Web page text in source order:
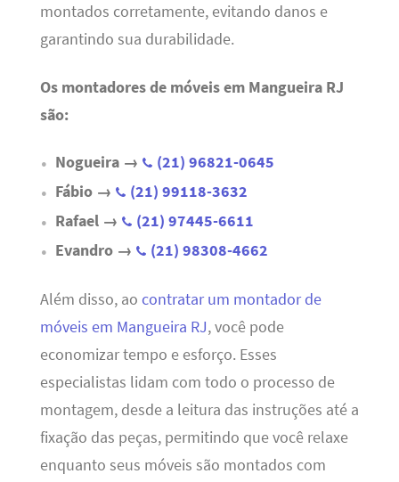
montados corretamente, evitando danos e
garantindo sua durabilidade.
Os montadores de móveis em Mangueira RJ
são:
Nogueira →
(21) 96821-0645
Fábio →
(21) 99118-3632
Rafael →
(21) 97445-6611
Evandro →
(21) 98308-4662
Além disso, ao contratar um montador de
móveis em Mangueira RJ, você pode
economizar tempo e esforço. Esses
especialistas lidam com todo o processo de
montagem, desde a leitura das instruções até a
fixação das peças, permitindo que você relaxe
enquanto seus móveis são montados com